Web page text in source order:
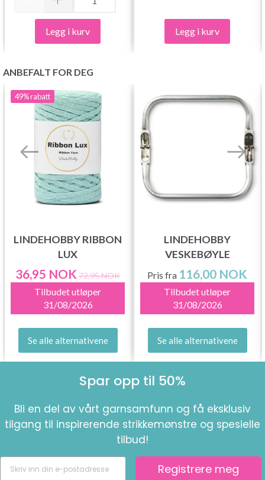
Legg i kurv Legg i kurv
ANBEFALT FOR DEG
49%rabatt
LINDEHOBBY RIBBON
LUX
36,95 NOK 72,95 NOK
Tilbudet utløper
31/08/2026
Se alle alternativene
LINDEHOBBY
VESKEBØYLE
Pris fra 116,00 NOK
Tilbudet utløper
31/08/2026
Se alle alternativene
Spar opp til 50%
Bli en del av vårt garnsamfunn og få eksklusiv
tilgang til inspirerende strikkemønstre og spesielle
tilbud!
Registrere meg